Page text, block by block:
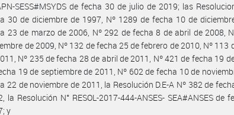
SESS#MSYDS de fecha 30 de julio de 2019; las
30 de diciembre de 1997, Nº 1289 de fecha 10 de
23 de marzo de 2006, Nº 292 de fecha 8 de abril de 2008,
de 2009, Nº 132 de fecha 25 de febrero de 2010, Nº 113
Nº 235 de fecha 28 de abril de 2011, Nº 421 de fecha 19
19 de septiembre de 2011, Nº 602 de fecha 10 de
22 de noviembre de 2011, la Resolución D.E-A Nº 382 de
la Resolución N° RESOL-2017-444-ANSES- SEA#ANSES de
y